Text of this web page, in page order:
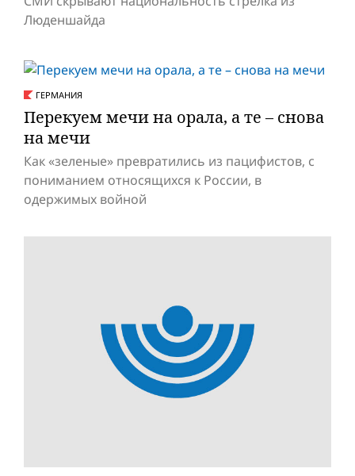
Люденшайда
ГЕРМАНИЯ
Перекуем мечи на орала, а те – снова
на мечи
Как «зеленые» превратились из пацифистов, с
пониманием относящихся к России, в
одержимых вой­ной